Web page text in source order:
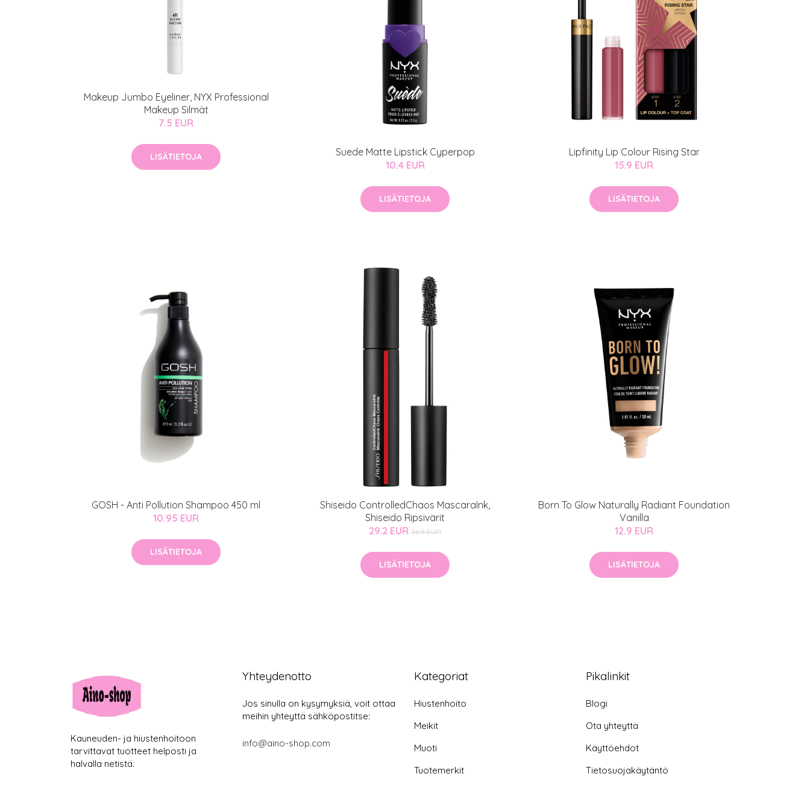
Makeup Jumbo Eyeliner, NYX Professional
Makeup Silmät
7.5 EUR
LISÄTIETOJA
Suede Matte Lipstick Cyperpop
10.4 EUR
LISÄTIETOJA
Lipfinity Lip Colour Rising Star
15.9 EUR
LISÄTIETOJA
GOSH - Anti Pollution Shampoo 450 ml
10.95 EUR
LISÄTIETOJA
Shiseido ControlledChaos MascaraInk,
Shiseido Ripsivärit
29.2 EUR 36.5 EUR
LISÄTIETOJA
Born To Glow Naturally Radiant Foundation
Vanilla
12.9 EUR
LISÄTIETOJA
Kauneuden- ja hiustenhoitoon
tarvittavat tuotteet helposti ja
halvalla netistä.
Yhteydenotto
Jos sinulla on kysymyksiä, voit ottaa
meihin yhteyttä sähköpostitse:
info@aino-shop.com
Kategoriat
Hiustenhoito
Meikit
Muoti
Tuotemerkit
Pikalinkit
Blogi
Ota yhteyttä
Käyttöehdot
Tietosuojakäytäntö